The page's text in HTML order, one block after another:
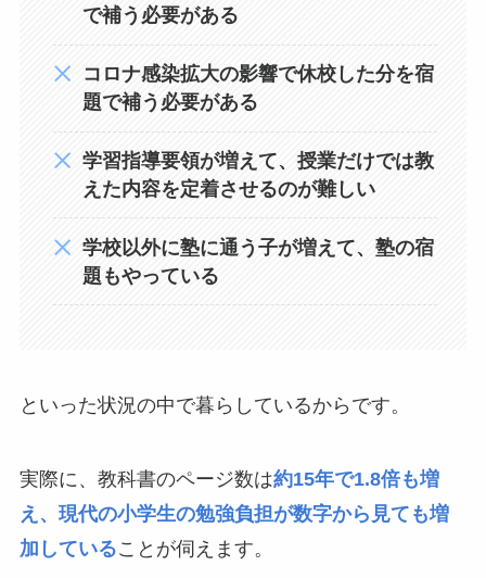
で補う必要がある
コロナ感染拡大の影響で休校した分を宿
題で補う必要がある
学習指導要領が増えて、授業だけでは教
えた内容を定着させるのが難しい
学校以外に塾に通う子が増えて、塾の宿
題もやっている
といった状況の中で暮らしているからです。
実際に、教科書のページ数は約15年で1.8倍も増
え、現代の小学生の勉強負担が数字から見ても増
加していることが伺えます。